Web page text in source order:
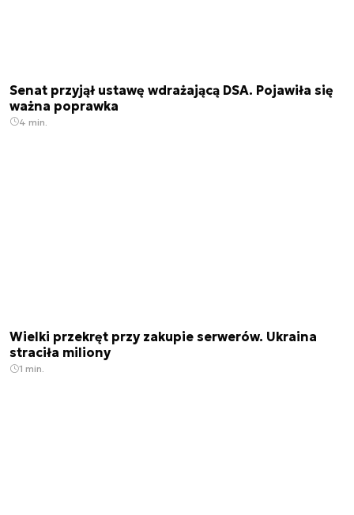
Senat przyjął ustawę wdrażającą DSA. Pojawiła się
ważna poprawka
4 min.
Wielki przekręt przy zakupie serwerów. Ukraina
straciła miliony
1 min.